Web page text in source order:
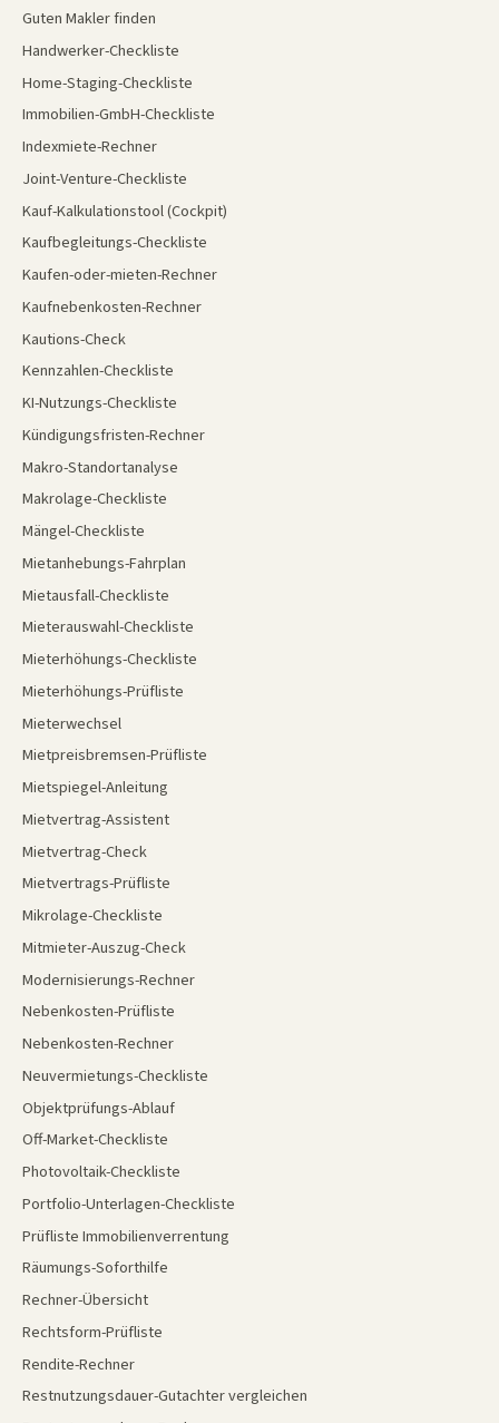
Guten Makler finden
Handwerker-Checkliste
Home-Staging-Checkliste
Immobilien-GmbH-Checkliste
Indexmiete-Rechner
Joint-Venture-Checkliste
Kauf-Kalkulationstool (Cockpit)
Kaufbegleitungs-Checkliste
Kaufen-oder-mieten-Rechner
Kaufnebenkosten-Rechner
Kautions-Check
Kennzahlen-Checkliste
KI-Nutzungs-Checkliste
Kündigungsfristen-Rechner
Makro-Standortanalyse
Makrolage-Checkliste
Mängel-Checkliste
Mietanhebungs-Fahrplan
Mietausfall-Checkliste
Mieterauswahl-Checkliste
Mieterhöhungs-Checkliste
Mieterhöhungs-Prüfliste
Mieterwechsel
Mietpreisbremsen-Prüfliste
Mietspiegel-Anleitung
Mietvertrag-Assistent
Mietvertrag-Check
Mietvertrags-Prüfliste
Mikrolage-Checkliste
Mitmieter-Auszug-Check
Modernisierungs-Rechner
Nebenkosten-Prüfliste
Nebenkosten-Rechner
Neuvermietungs-Checkliste
Objektprüfungs-Ablauf
Off-Market-Checkliste
Photovoltaik-Checkliste
Portfolio-Unterlagen-Checkliste
Prüfliste Immobilienverrentung
Räumungs-Soforthilfe
Rechner-Übersicht
Rechtsform-Prüfliste
Rendite-Rechner
Restnutzungsdauer-Gutachter vergleichen